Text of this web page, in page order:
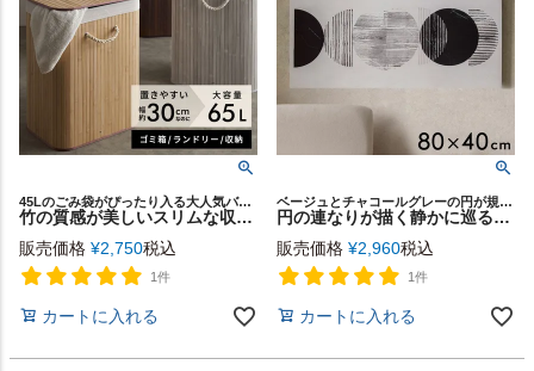
45Lのごみ袋がぴったり入る大人気バンブーバスケット
竹の質感が美しいスリムな収納バスケット しっかり収納できるからランドリーバスケットやゴミ箱にもちょうどいい。Lスタンダード65L [6530]
販売価格 ¥2,750税込
1件
カートに入れる
ベージュとチャコールグレーの円が規則正しく連なり、秩序の中にやわらかな陰影が息づくアートパネル
円の連なりが描く静かに巡る美しい“軌道”のアートパネル[Orbit][67224]
販売価格 ¥2,960税込
1件
カートに入れる